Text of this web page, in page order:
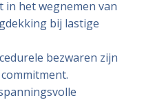
in het wegnemen van
bij lastige
bezwaren zijn